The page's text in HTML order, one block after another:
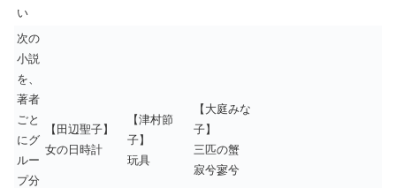
い
次の
小説
を、
著者
ごと
にグ
ルー
プ分
【田辺聖子】
女の日時計
【津村節
子】
玩具
【大庭みな
子】
三匹の蟹
寂兮寥兮